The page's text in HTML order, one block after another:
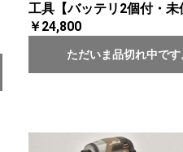
工具【バッテリ2個付・未
￥24,800
ただいま品切れ中です